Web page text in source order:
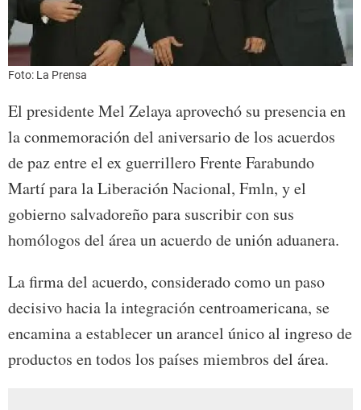
Foto: La Prensa
El presidente Mel Zelaya aprovechó su presencia en
la conmemoración del aniversario de los acuerdos
de paz entre el ex guerrillero Frente Farabundo
Martí para la Liberación Nacional, Fmln, y el
gobierno salvadoreño para suscribir con sus
homólogos del área un acuerdo de unión aduanera.
La firma del acuerdo, considerado como un paso
decisivo hacia la integración centroamericana, se
encamina a establecer un arancel único al ingreso de
productos en todos los países miembros del área.